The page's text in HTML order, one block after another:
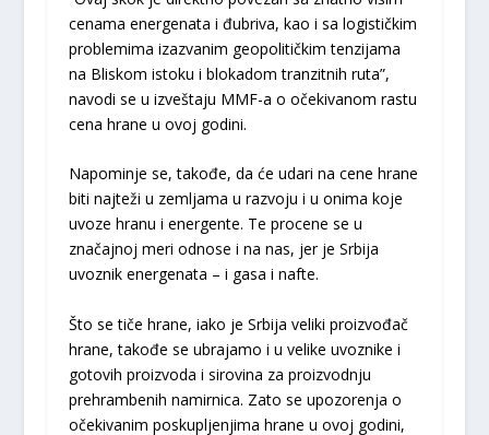
cenama energenata i đubriva, kao i sa logističkim
problemima izazvanim geopolitičkim tenzijama
na Bliskom istoku i blokadom tranzitnih ruta”,
navodi se u izveštaju MMF-a o očekivanom rastu
cena hrane u ovoj godini.
Napominje se, takođe, da će udari na cene hrane
biti najteži u zemljama u razvoju i u onima koje
uvoze hranu i energente. Te procene se u
značajnoj meri odnose i na nas, jer je Srbija
uvoznik energenata – i gasa i nafte.
Što se tiče hrane, iako je Srbija veliki proizvođač
hrane, takođe se ubrajamo i u velike uvoznike i
gotovih proizvoda i sirovina za proizvodnju
prehrambenih namirnica. Zato se upozorenja o
očekivanim poskupljenjima hrane u ovoj godini,